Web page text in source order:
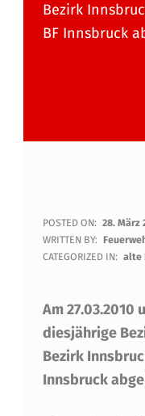
Bezirk
BF Innsbruck
B
E
I
R
K
POSTED ON: 28. März
WRITTEN BY:
CATEGORIZED IN: alte
Am 27.03.2010
diesjährige
Bezirk
Innsbruck